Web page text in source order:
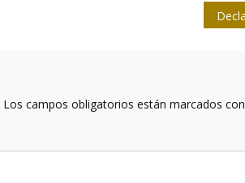
Los campos obligatorios están marcados con